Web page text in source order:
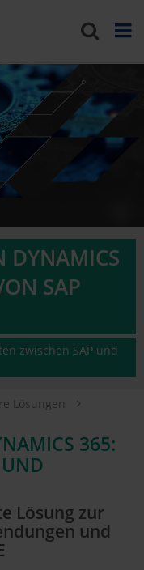
DYNAMICS
SAP
zwischen SAP und
Lösungen
365:
Lösung zur
und